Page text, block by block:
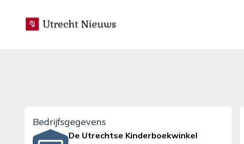
utrecht-nieuws.nl
Bedrijfsgegevens
De Utrechtse Kinderboekwinkel